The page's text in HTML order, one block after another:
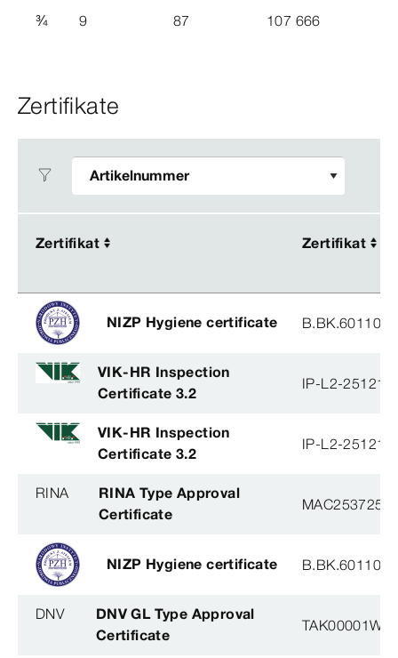
¾ 9 87 107 666
Zertifikate
Zertifikat Zertifikat
Zertifikat Zertifikat
NIZP Hygiene certificate
VIK-HR Inspection
Certificate 3.2
IP-L2-
VIK-HR Inspection
Certificate 3.2
IP-L2-
RINA
RINA Type Approval
Certificate
NIZP Hygiene certificate
DNV
DNV GL Type Approval
Certificate
TAK00001W8